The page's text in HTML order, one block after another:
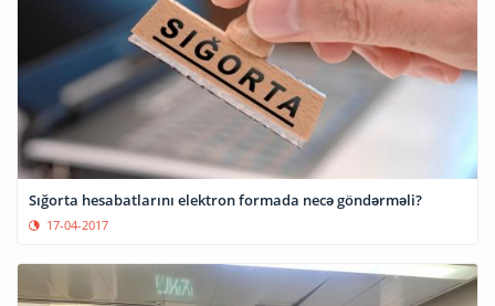
Sığorta hesabatlarını elektron formada necə göndərməli?
17-04-2017